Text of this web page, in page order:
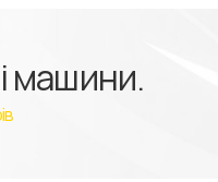
машини.